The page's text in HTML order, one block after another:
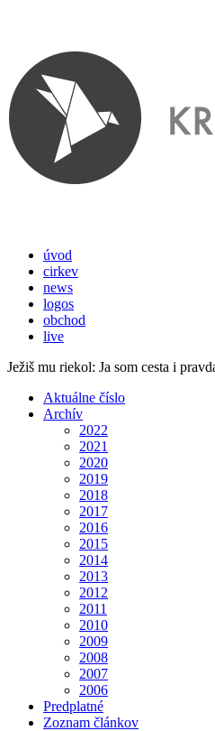
úvod
cirkev
news
logos
obchod
live
Ježiš mu riekol: Ja som cesta i
Aktuálne číslo
Archív
2022
2021
2020
2019
2018
2017
2016
2015
2014
2013
2012
2011
2010
2009
2008
2007
2006
Predplatné
Zoznam článkov